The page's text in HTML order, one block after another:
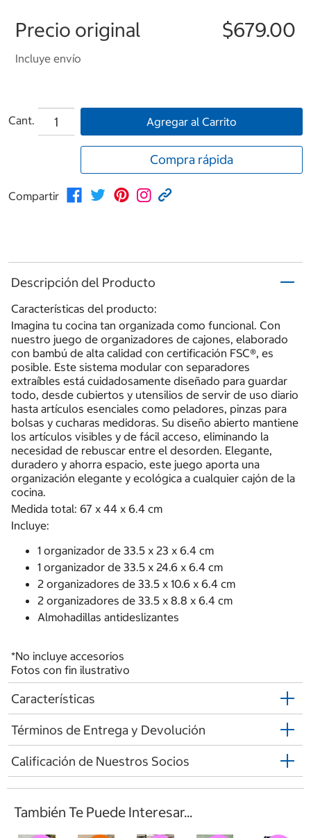
Precio original $679.00
Incluye envío
Cant. Agregar al Carrito
Compra rápida
Compartir
Descripción del Producto
Características del producto:
Imagina tu cocina tan organizada como funcional. Con
nuestro juego de organizadores de cajones, elaborado
con bambú de alta calidad con certificación FSC®, es
posible. Este sistema modular con separadores
extraíbles está cuidadosamente diseñado para guardar
todo, desde cubiertos y utensilios de servir de uso diario
hasta artículos esenciales como peladores, pinzas para
bolsas y cucharas medidoras. Su diseño abierto mantiene
los artículos visibles y de fácil acceso, eliminando la
necesidad de rebuscar entre el desorden. Elegante,
duradero y ahorra espacio, este juego aporta una
organización elegante y ecológica a cualquier cajón de la
cocina.
Medida total: 67 x 44 x 6.4 cm
Incluye:
1 organizador de 33.5 x 23 x 6.4 cm
1 organizador de 33.5 x 24.6 x 6.4 cm
2 organizadores de 33.5 x 10.6 x 6.4 cm
2 organizadores de 33.5 x 8.8 x 6.4 cm
Almohadillas antideslizantes
*No incluye accesorios
Fotos con fin ilustrativo
Características
Términos de Entrega y Devolución
Calificación de Nuestros Socios
También Te Puede Interesar...